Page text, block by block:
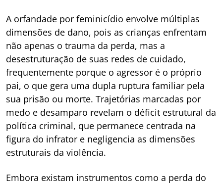
A orfandade por feminicídio envolve múltiplas
dimensões de dano, pois as crianças enfrentam
não apenas o trauma da perda, mas a
desestruturação de suas redes de cuidado,
frequentemente porque o agressor é o próprio
pai, o que gera uma dupla ruptura familiar pela
sua prisão ou morte. Trajetórias marcadas por
medo e desamparo revelam o déficit estrutural da
política criminal, que permanece centrada na
figura do infrator e negligencia as dimensões
estruturais da violência.
Embora existam instrumentos como a perda do